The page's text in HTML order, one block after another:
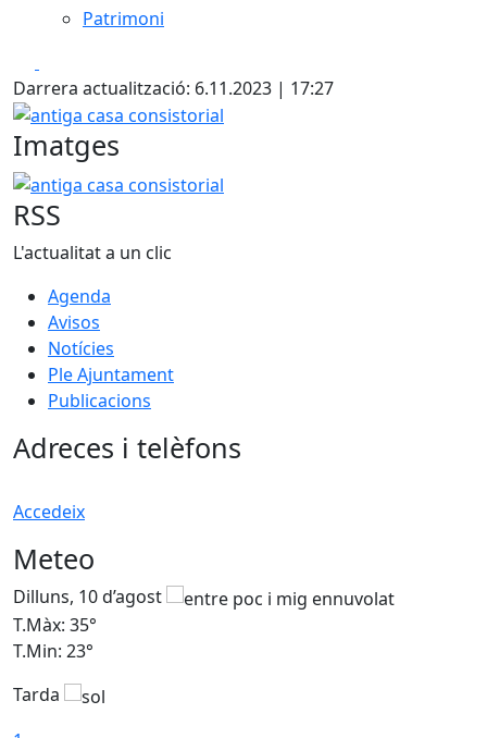
Patrimoni
Darrera actualització: 6.11.2023 | 17:27
antiga casa consistorial
Imatges
antiga casa consistorial
RSS
L'actualitat a un clic
Agenda
Avisos
Notícies
Ple Ajuntament
Publicacions
Adreces i telèfons
Accedeix
Meteo
Dilluns, 10 d’agost
T.Màx: 35°
T.Min: 23°
Tarda